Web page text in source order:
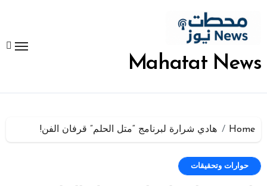
المحتوى
Mahatat News
Home هادي شرارة لبرنامج “متل الحلم” قرفان الفن!
حوارات وتحقيقات